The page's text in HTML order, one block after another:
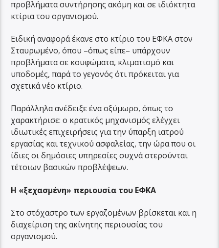
προβλήματα συντήρησης ακόμη και σε ιδιόκτητα
κτίρια του οργανισμού.
Ειδική αναφορά έκανε στο κτίριο του ΕΦΚΑ στον
Σταυρωμένο, όπου –όπως είπε– υπάρχουν
προβλήματα σε κουφώματα, κλιματισμό και
υποδομές, παρά το γεγονός ότι πρόκειται για
σχετικά νέο κτίριο.
Παράλληλα ανέδειξε ένα οξύμωρο, όπως το
χαρακτήρισε: ο κρατικός μηχανισμός ελέγχει
ιδιωτικές επιχειρήσεις για την ύπαρξη ιατρού
εργασίας και τεχνικού ασφαλείας, την ώρα που οι
ίδιες οι δημόσιες υπηρεσίες συχνά στερούνται
τέτοιων βασικών προβλέψεων.
Η «ξεχασμένη» περιουσία του ΕΦΚΑ
Στο στόχαστρο των εργαζομένων βρίσκεται και η
διαχείριση της ακίνητης περιουσίας του
οργανισμού.